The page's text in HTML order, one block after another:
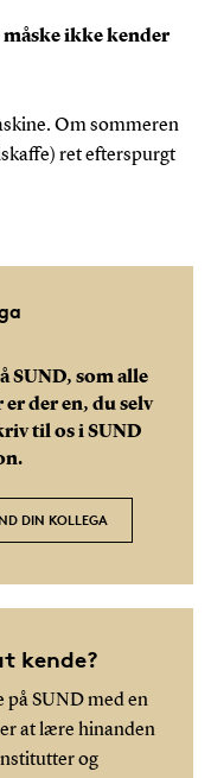
ikke kender
Om sommeren
ret efterspurgt
SUND, som alle
der en, du selv
til os i SUND
DIN KOLLEGA
kende?
på SUND med en
at lære hinanden
og